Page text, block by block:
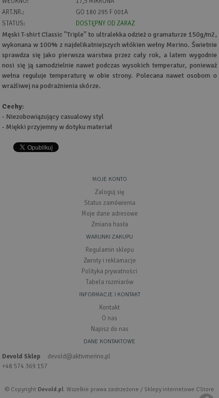
ART.NR.:
GO 180 295 F 001A
STATUS:
DOSTĘPNY OD ZARAZ
Męski T-shirt Classic ''Triple'' to ultralekka odzież o gramaturze 150g/m2,
wykonana w 100% z najdelikatniejszych włókien wełny Merino. Świetnie
sprawdza się jako pierwsza warstwa przez cały rok, a latem wygodnie
nosi się ją samodzielnie nawet podczas wysokich temperatur, ponieważ
wełna reguluje temperaturę w obie strony. Polecana nawet osobom o
wrażliwej na podrażnienia skórze.
Cechy:
- Niezobowiązujący casualowy styl
- Miękki przyjemny w dotyku materiał
MOJE KONTO
Zaloguj się
Status zamówienia
Moje dane adresowe
Zmiana hasła
WARUNKI ZAKUPU
Regulamin sklepu
Zwroty i reklamacje
Polityka prywatności
Tabela rozmiarów
INFORMACJE I KONTAKT
Kontakt
O nas
Napisz do nas
DANE KONTAKTOWE
Devold Sklep
+48 574 369 157
devold@aktivmerino.pl
© Copyright Devold.pl. Wszelkie prawa zastrzeżone / Sklepy internetowe CStore